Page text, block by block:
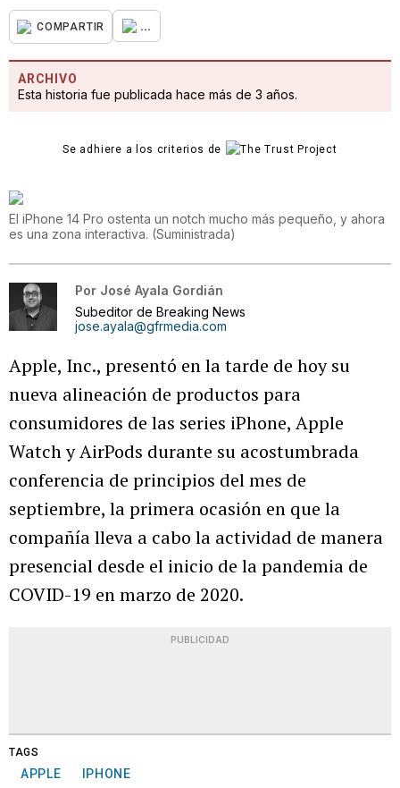
COMPARTIR ...
ARCHIVO
Esta historia fue publicada hace más de 3 años.
Se adhiere a los criterios de
El iPhone 14 Pro ostenta un notch mucho más pequeño, y ahora
es una zona interactiva. (Suministrada)
Por José Ayala Gordián
Subeditor de Breaking News
jose.ayala@gfrmedia.com
Apple, Inc., presentó en la tarde de hoy su
nueva alineación de productos para
consumidores de las series iPhone, Apple
Watch y AirPods durante su acostumbrada
conferencia de principios del mes de
septiembre, la primera ocasión en que la
compañía lleva a cabo la actividad de manera
presencial desde el inicio de la pandemia de
COVID-19 en marzo de 2020.
PUBLICIDAD
TAGS
APPLE IPHONE